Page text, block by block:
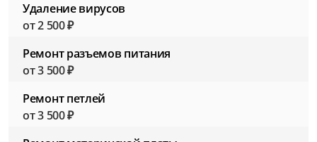
Удаление вирусов
от 2 500 ₽
Ремонт разъемов питания
от 3 500 ₽
Ремонт петлей
от 3 500 ₽